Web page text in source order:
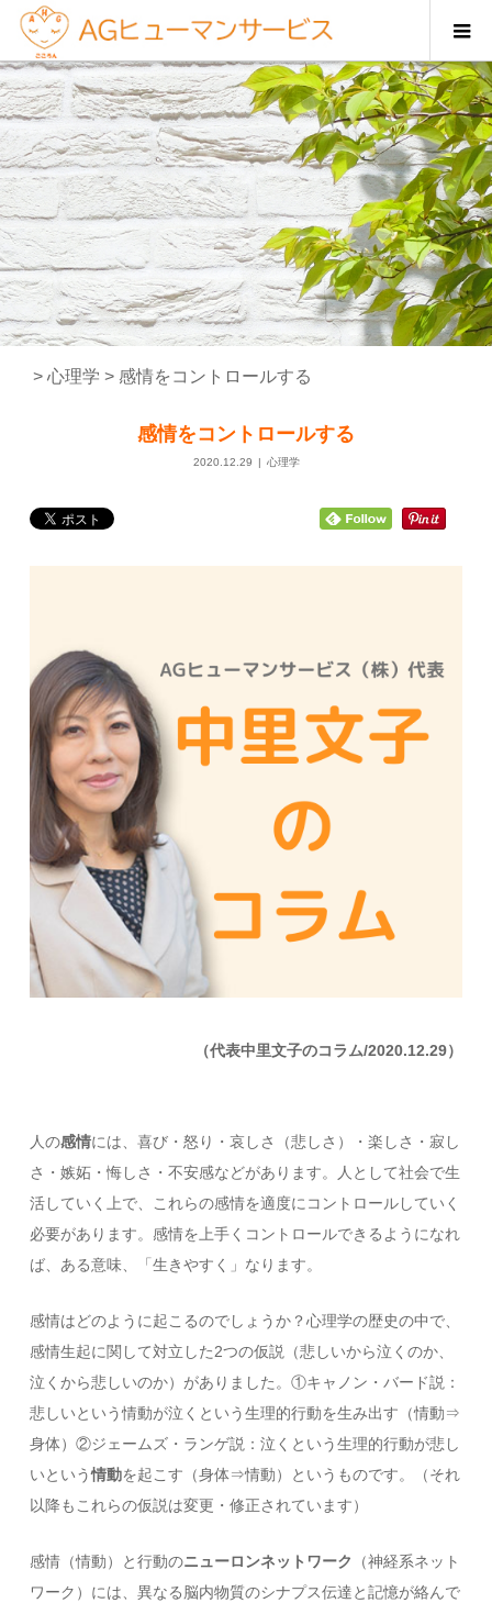
> 心理学 > 感情をコントロールする
感情をコントロールする
2020.12.29 心理学
（代表中里文子のコラム/2020.12.29）
人の感情には、喜び・怒り・哀しさ（悲しさ）・楽しさ・寂し
さ・嫉妬・悔しさ・不安感などがあります。人として社会で生
活していく上で、これらの感情を適度にコントロールしていく
必要があります。感情を上手くコントロールできるようになれ
ば、ある意味、「生きやすく」なります。
感情はどのように起こるのでしょうか？心理学の歴史の中で、
感情生起に関して対立した2つの仮説（悲しいから泣くのか、
泣くから悲しいのか）がありました。①キャノン・バード説：
悲しいという情動が泣くという生理的行動を生み出す（情動⇒
身体）②ジェームズ・ランゲ説：泣くという生理的行動が悲し
いという情動を起こす（身体⇒情動）というものです。（それ
以降もこれらの仮説は変更・修正されています）
感情（情動）と行動のニューロンネットワーク
（神経系ネット
ワーク）には、異なる脳内物質のシナプス伝達と記憶が絡んで